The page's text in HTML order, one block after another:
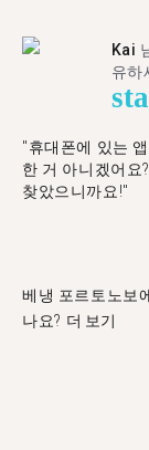
Kai
유하
"휴대폰에 있는
한 거 아니겠어요
찾았으니까요!"
베냉 포르토노보
나요? 더 보기